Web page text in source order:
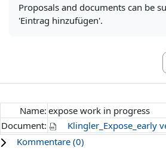
Proposals and documents can be
'Eintrag hinzufügen'.
Name: expose work in progress
Document:
Klingler_Expose_early
Kommentare (0)